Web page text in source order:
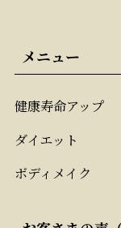
メニュー
健康寿命アップ
ダイエット
ボディメイク